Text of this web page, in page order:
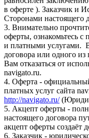
в оферте ). Заказчик и
Сторонами настоящего
3. Внимательно
оферты, ознакомьтесь с
и платными услугами. В
договора или одного
Вам отказаться от
navigato.ru.
4. Оферта -
платных услуг сайта
http://navigato.ru/
5. Акцепт оферты -
настоящего договора
акцепт оферты создаёт
6. Заказчик -